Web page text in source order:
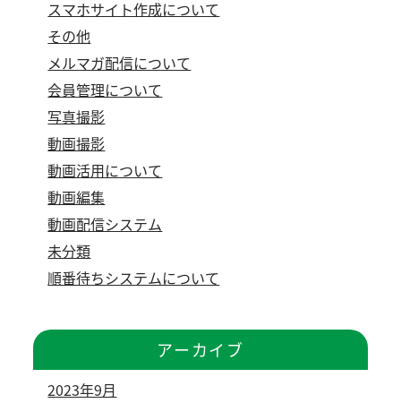
スマホサイト作成について
その他
メルマガ配信について
会員管理について
写真撮影
動画撮影
動画活用について
動画編集
動画配信システム
未分類
順番待ちシステムについて
アーカイブ
2023年9月